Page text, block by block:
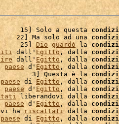
15] Solo a questa
22] Ma solo ad una
25] Dio guardò la
dall' Egitto , dalla
dall' Egitto, dalla
paese d'Egitto , dalla
3] Questa è la
paese di Egitto , dalla
paese d' Egitto , dalla
liberandovi dalla
paese d' Egitto, dalla
ha riscattati dalla
paese di Egitto, dalla